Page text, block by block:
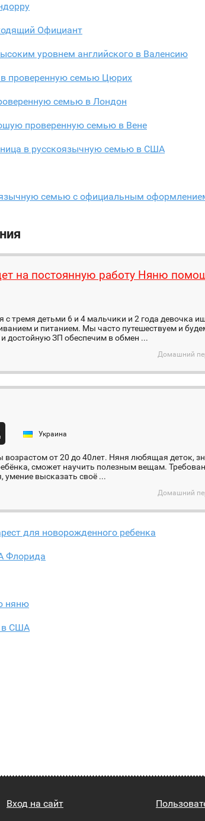
Официант
уровнем английского в Валенсию
проверенную семью Цюрих
семью в Лондон
проверенную семью в Вене
в русскоязычную семью в США
семью с официальным
на постоянную работу Няню
тремя детьми 6 и 4 мальчики и 2 года девочка
и питанием. Мы часто путешествуем и
достойную ЗП обеспечим в обмен ...
Домашний
Украина
от 20 до 40лет. Няня любящая деток,
сможет научить полезным вещам.
умение высказать своё ...
Домашний
для новорожденного ребенка
Флорида
няню
в США
Вход на сайт